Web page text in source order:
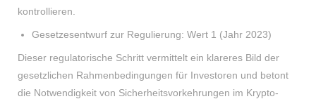
kontrollieren.
Gesetzesentwurf zur Regulierung: Wert 1 (Jahr 2023)
Dieser regulatorische Schritt vermittelt ein klareres Bild der
gesetzlichen Rahmenbedingungen für Investoren und betont
die Notwendigkeit von Sicherheitsvorkehrungen im Krypto-